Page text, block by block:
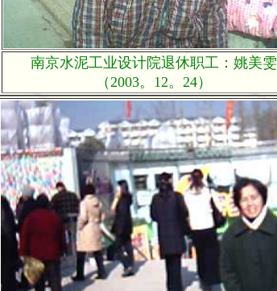
南京水泥工业设计院退休职工：姚美雯
（2003。12。24）